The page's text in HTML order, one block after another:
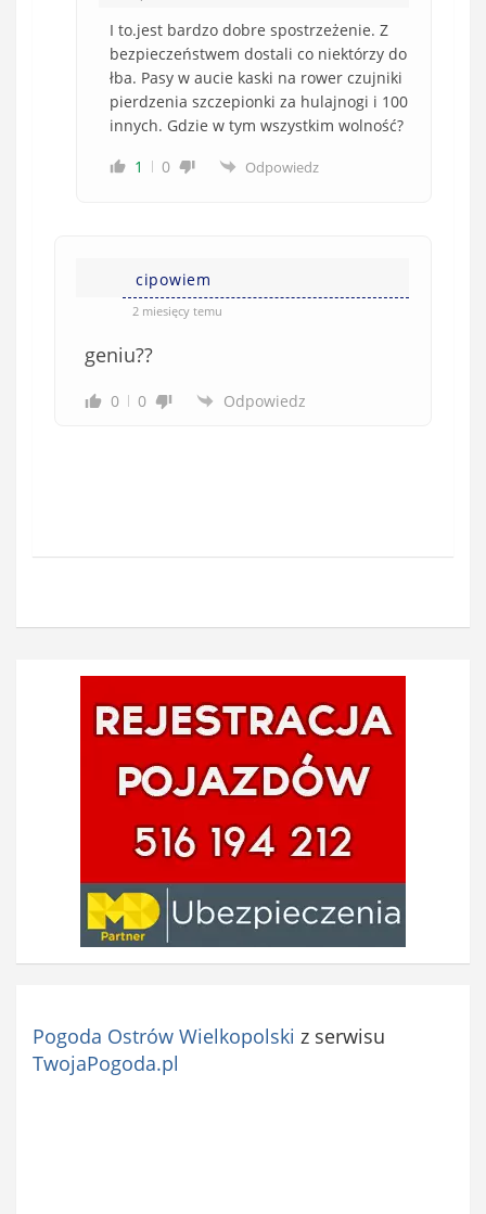
I to.jest bardzo dobre spostrzeżenie. Z
bezpieczeństwem dostali co niektórzy do
łba. Pasy w aucie kaski na rower czujniki
pierdzenia szczepionki za hulajnogi i 100
innych. Gdzie w tym wszystkim wolność?
1
0 Odpowiedz
cipowiem
2 miesięcy temu
geniu??
0 0 Odpowiedz
Pogoda Ostrów Wielkopolski z serwisu
TwojaPogoda.pl